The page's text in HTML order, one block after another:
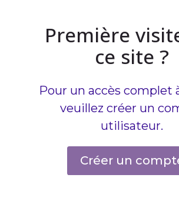
Première
ce site ?
Pour un accès complet
veuillez créer un
utilisateur.
Créer un